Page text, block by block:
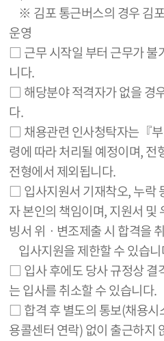
※ 김포 통근버스의 경우 김
운영
□ 근무 시작일 부터 근무가 불
니다.
□ 해당분야 적격자가 없을 경
다.
□ 채용관련 인사청탁자는『
령에 따라 처리될 예정이며, 전
전형에서 제외됩니다.
□ 입사지원서 기재착오, 누락
자 본인의 책임이며, 지원서 및
빙서 위ㆍ변조제출 시 합격을
입사지원을 제한할 수 있습
□ 입사 후에도 당사 규정상 결
는 입사를 취소할 수 있습니다.
□ 합격 후 별도의 통보(채용시
용콜센터 연락) 없이 출근하지